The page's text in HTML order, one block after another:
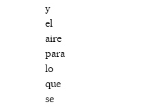
y
el
aire
para
lo
que
se